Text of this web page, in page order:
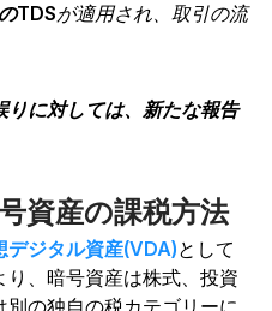
TDSが適用され、取引の流
に対しては、新たな報告
資産の課税方法
デジタル資産(VDA)として
、暗号資産は株式、投資
の独自の税カテゴリーに